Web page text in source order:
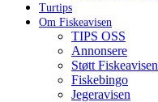
Turtips
Om Fiskeavisen
TIPS OSS
Annonsere
Støtt Fiskeavisen
Fiskebingo
Jegeravisen